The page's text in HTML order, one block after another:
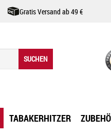
Gratis Versand ab 49 €
SUCHEN
TABAKERHITZER